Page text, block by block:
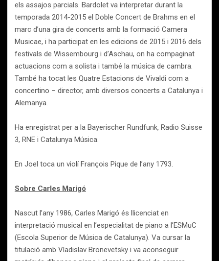
els assajos parcials. Bardolet va interpretar durant la
temporada 2014-2015 el Doble Concert de Brahms en el
marc d’una gira de concerts amb la formació Camera
Musicae, i ha participat en les edicions de 2015 i 2016 dels
festivals de Wissembourg i d’Aschau, on ha compaginat
actuacions com a solista i també la música de cambra.
També ha tocat les Quatre Estacions de Vivaldi com a
concertino – director, amb diversos concerts a Catalunya i
Alemanya.
Ha enregistrat per a la Bayerischer Rundfunk, Radio Suisse
3, RNE i Catalunya Música.
En Joel toca un violí François Pique de l’any 1793.
Sobre Carles Marigó
Nascut l’any 1986, Carles Marigó és llicenciat en
interpretació musical en l’especialitat de piano a l’ESMuC
(Escola Superior de Música de Catalunya). Va cursar la
titulació amb Vladislav Bronevetsky i va aconseguir